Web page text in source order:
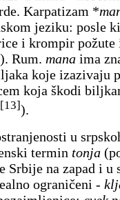
Karpatizam *
jeziku: posle
i krompir požute
Rum. mana ima
koje izazivaju
koja škodi
[13]).
u
termin tonja
Srbije na zapad i
ograničeni -